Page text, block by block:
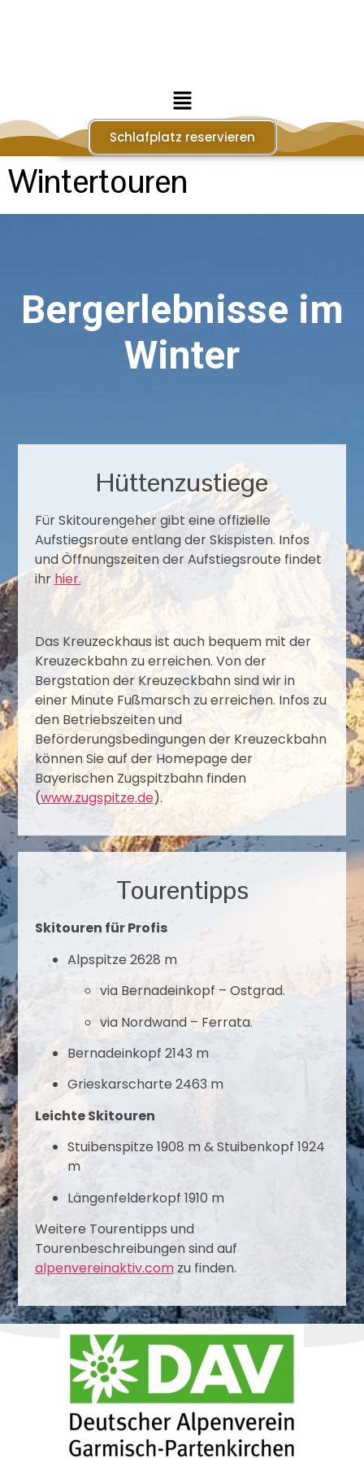
Schlafplatz reservieren
Wintertouren
Bergerlebnisse im
Winter
Hüttenzustiege
Für ​Skitourengeher gibt eine offizielle
Aufstiegsroute entlang der Skispisten. Infos
und Öffnungszeiten der Aufstiegsroute findet
ihr hier.
Das Kreuzeckhaus ist auch bequem mit der
Kreuzeckbahn zu erreichen. Von der
Bergstation der Kreuzeckbahn sind wir in
einer Minute Fußmarsch zu erreichen. Infos zu
den Betriebszeiten und
Beförderungsbedingungen der Kreuzeckbahn
können Sie auf der Homepage der
Bayerischen Zugspitzbahn finden
(www.zugspitze.de).
Tourentipps
Skitouren für Profis
Alpspitze 2628 m
via Bernadeinkopf – Ostgrad.
via Nordwand – Ferrata.
Bernadeinkopf 2143 m
Grieskarscharte 2463 m
Leichte Skitouren
Stuibenspitze 1908 m & Stuibenkopf 1924
m
Längenfelderkopf 1910 m
Weitere Tourentipps und
Tourenbeschreibungen sind auf
alpenvereinaktiv.comzu finden.